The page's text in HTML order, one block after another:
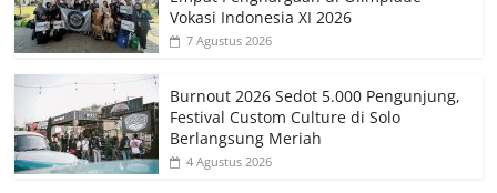
Vokasi Indonesia XI 2026
7 Agustus 2026
Burnout 2026 Sedot 5.000 Pengunjung,
Festival Custom Culture di Solo
Berlangsung Meriah
4 Agustus 2026